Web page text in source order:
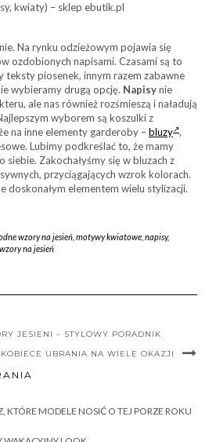
kwiaty) – sklep ebutik.pl
Na rynku odzieżowym pojawia się
ozdobionych napisami. Czasami są to
teksty piosenek, innym razem zabawne
wybieramy drugą opcję. Napisynie
ale nas również rozśmieszą i naładują
wyborem są koszulki z
na inne elementy garderoby –bluzy ,
Lubimy podkreślać to, że mamy
Zakochałyśmy się w bluzach z
przyciągających wzrok kolorach.
doskonałym elementem wielu stylizacji.
wzory na jesień, motywy kwiatowe, napisy,
wzory na jesień
JESIENI – STYLOWY PORADNIK
UBRANIA NA WIELE OKAZJI
KTÓRE MODELE NOSIĆ O TEJ PORZE ROKU